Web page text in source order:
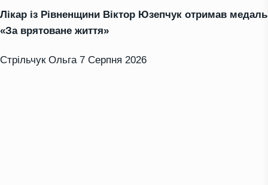
Лікар із Рівненщини Віктор Юзепчук отримав медаль
«За врятоване життя»
Стрільчук Ольга 7 Серпня 2026